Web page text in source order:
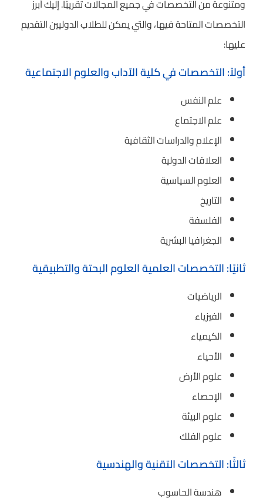
ومتنوعة من التخصصات في جميع المجالات تقريبًا. إليك أبرز
التخصصات المتاحة فيها، والتي يمكن للطلاب الدوليين التقديم
عليها:
أولاً: التخصصات في كلية الآداب والعلوم الاجتماعية
علم النفس
علم الاجتماع
الإعلام والدراسات الثقافية
العلاقات الدولية
العلوم السياسية
التاريخ
الفلسفة
الجغرافيا البشرية
ثانيًا: التخصصات العلمية العلوم البحتة والتطبيقية
الرياضيات
الفيزياء
الكيمياء
الأحياء
علوم الأرض
الإحصاء
علوم البيئة
علوم الفلك
ثالثًا: التخصصات التقنية والهندسية
هندسة الحاسوب